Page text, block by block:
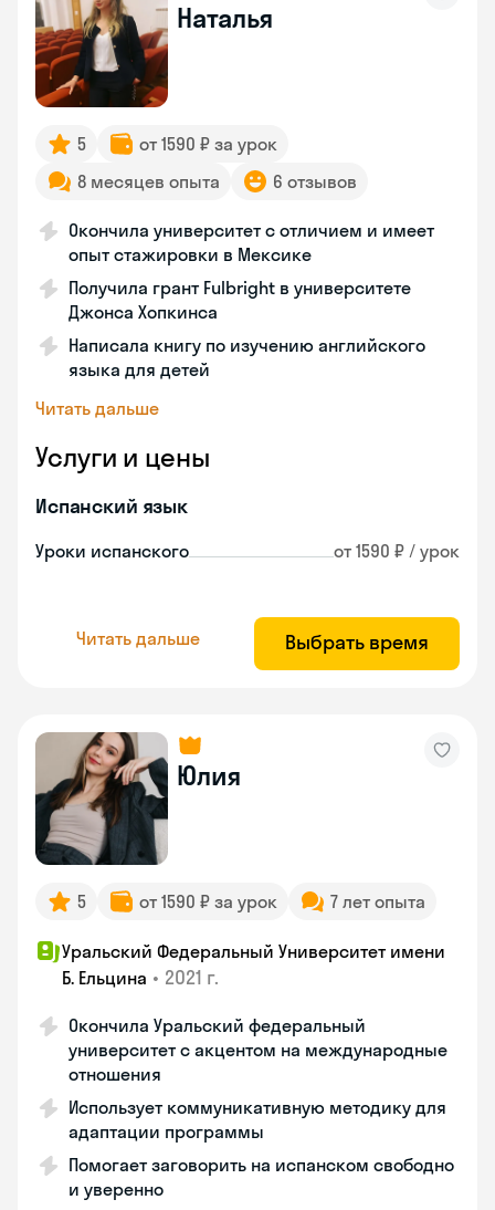
Наталья
5
от 1590 ₽ за урок
8 месяцев опыта
6 отзывов
Окончила университет с отличием и имеет
опыт стажировки в Мексике
Получила грант Fulbright в университете
Джонса Хопкинса
Написала книгу по изучению английского
языка для детей
Читать дальше
Услуги и цены
Испанский язык
Уроки испанского от 1590 ₽ / урок
Читать дальше Выбрать время
Юлия
5 от 1590 ₽ за урок 7 лет опыта
Уральский Федеральный Университет имени
Б. Ельцина • 2021 г.
Окончила Уральский федеральный
университет с акцентом на международные
отношения
Использует коммуникативную методику для
адаптации программы
Помогает заговорить на испанском свободно
и уверенно